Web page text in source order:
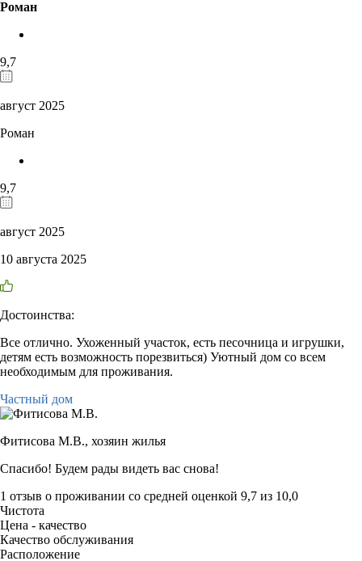
Роман
9,7
август 2025
Роман
9,7
август 2025
10 августа 2025
Достоинства:
Все отлично. Ухоженный участок, есть песочница и игрушки,
детям есть возможность порезвиться) Уютный дом со всем
необходимым для проживания.
Частный дом
Фитисова М.В., хозяин жилья
Спасибо! Будем рады видеть вас снова!
1 отзыв о проживании со средней оценкой 9,7 из 10,0
Чистота
Цена - качество
Качество обслуживания
Расположение